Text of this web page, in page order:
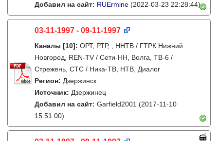
Добавил на сайт: RUErmine (2022-03-23 22:28:44)
03-11-1997 - 09-11-1997
Каналы [10]: ОРТ, РТР, , ННТВ / ГТРК Нижний
Новгород, REN-TV / Сети-НН, Волга, ТВ-6 /
Стрежень, СТС / Ника-ТВ, НТВ, Диалог
Регион: Дзержинск
Источник: Дзержинец
Добавил на сайт: Garfield2001 (2017-11-10
15:51:00)